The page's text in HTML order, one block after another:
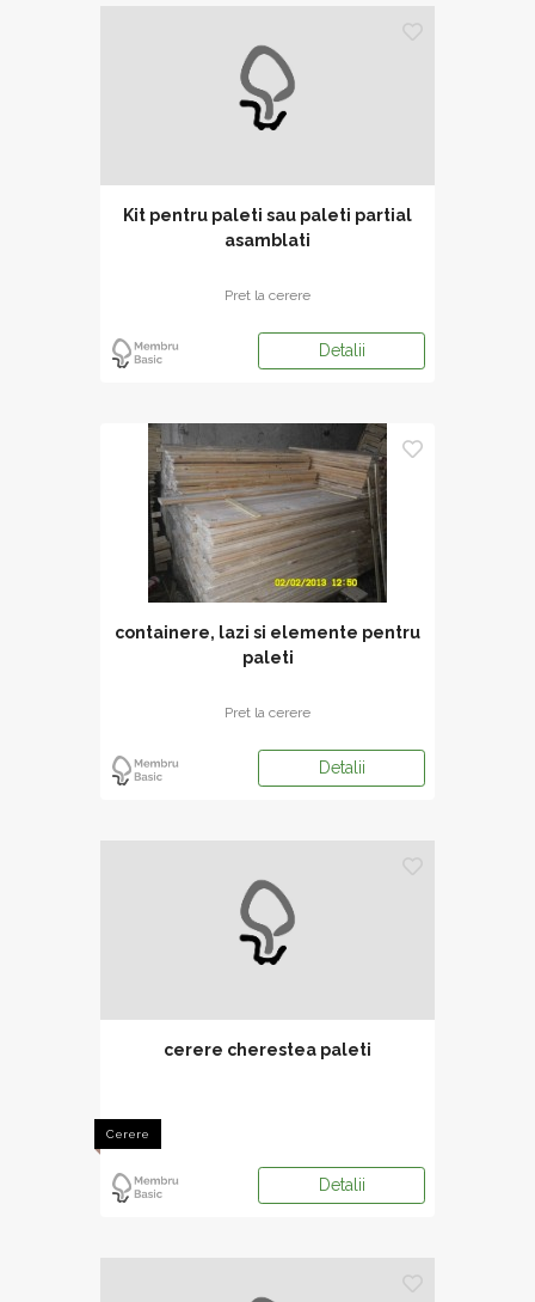
Kit pentru paleti sau paleti partial
asamblati
Pret la cerere
Detalii
containere, lazi si elemente pentru
paleti
Pret la cerere
Detalii
cerere cherestea paleti
Cerere
Detalii